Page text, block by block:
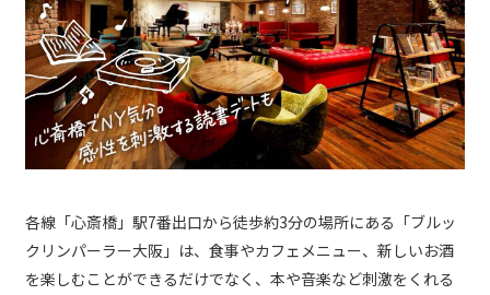
各線「心斎橋」駅7番出口から徒歩約3分の場所にある「ブルッ
クリンパーラー大阪」は、食事やカフェメニュー、新しいお酒
を楽しむことができるだけでなく、本や音楽など刺激をくれる